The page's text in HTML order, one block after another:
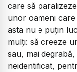
care să
unor oameni
asta nu e puțin
mulți: să creeze
sau, mai
neidentificat,